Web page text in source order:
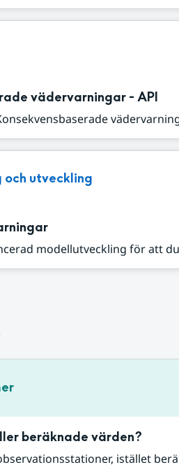
vädervarningar - API
och utveckling
modellutveckling för att
beräknade värden?
istället